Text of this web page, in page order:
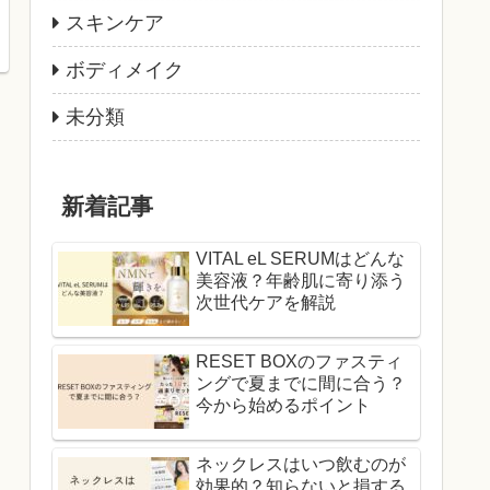
スキンケア
ボディメイク
未分類
新着記事
VITAL eL SERUMはどんな
美容液？年齢肌に寄り添う
次世代ケアを解説
RESET BOXのファスティ
ングで夏までに間に合う？
今から始めるポイント
ネックレスはいつ飲むのが
効果的？知らないと損する